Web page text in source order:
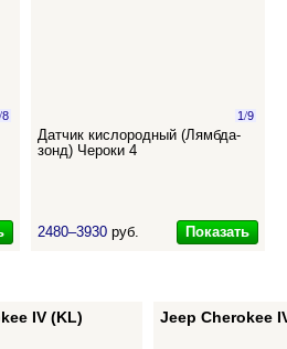
/8 1/9
Датчик кислородный (Лямбда-
зонд) Чероки 4
2480–3930 руб. Показать
IV (KL) Jeep Cherokee